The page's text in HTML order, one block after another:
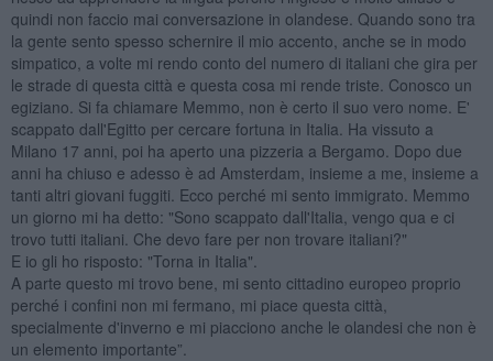
quindi non faccio mai conversazione in olandese. Quando sono tra
la gente sento spesso schernire il mio accento, anche se in modo
simpatico, a volte mi rendo conto del numero di italiani che gira per
le strade di questa città e questa cosa mi rende triste. Conosco un
egiziano. Si fa chiamare Memmo, non è certo il suo vero nome. E'
scappato dall'Egitto per cercare fortuna in Italia. Ha vissuto a
Milano 17 anni, poi ha aperto una pizzeria a Bergamo. Dopo due
anni ha chiuso e adesso è ad Amsterdam, insieme a me, insieme a
tanti altri giovani fuggiti. Ecco perché mi sento immigrato. Memmo
un giorno mi ha detto: "Sono scappato dall'Italia, vengo qua e ci
trovo tutti italiani. Che devo fare per non trovare italiani?"
E io gli ho risposto: "Torna in Italia".
A parte questo mi trovo bene, mi sento cittadino europeo proprio
perché i confini non mi fermano, mi piace questa città,
specialmente d'inverno e mi piacciono anche le olandesi che non è
un elemento importante”.